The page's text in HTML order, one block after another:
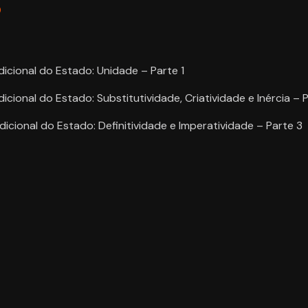
do Estado: Unidade – Parte 1
do Estado: Substitutividade, Criatividade e Inércia –
do Estado: Definitividade e Imperatividade – Parte 3